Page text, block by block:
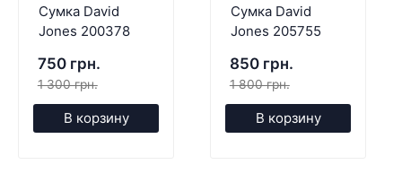
Сумка David
Jones 200378
750 грн.
1 300 грн.
В корзину
Сумка David
Jones 205755
850 грн.
1 800 грн.
В корзину